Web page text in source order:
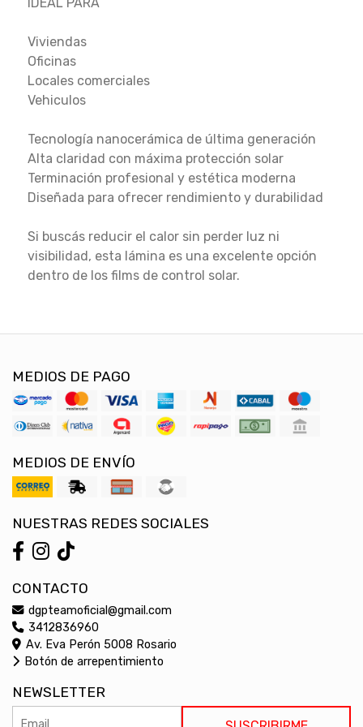
Viviendas
Oficinas
Locales comerciales
Vehiculos
Tecnología nanocerámica de última generación
Alta claridad con máxima protección solar
Terminación profesional y estética moderna
Diseñada para ofrecer rendimiento y durabilidad
Si buscás reducir el calor sin perder luz ni
visibilidad, esta lámina es una excelente opción
dentro de los films de control solar.
MEDIOS DE PAGO
MEDIOS DE ENVÍO
NUESTRAS REDES SOCIALES
CONTACTO
dgpteamoficial@gmail.com
3412836960
Av. Eva Perón 5008 Rosario
Botón de arrepentimiento
NEWSLETTER